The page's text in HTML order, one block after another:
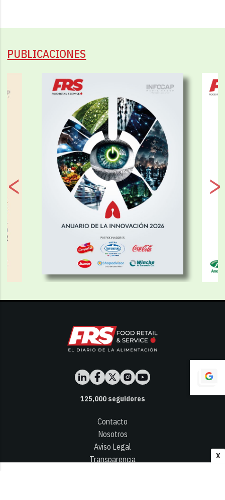
X
PUBLICACIONES
125,000seguidores
Contacto
Nosotros
Aviso Legal
Transparencia